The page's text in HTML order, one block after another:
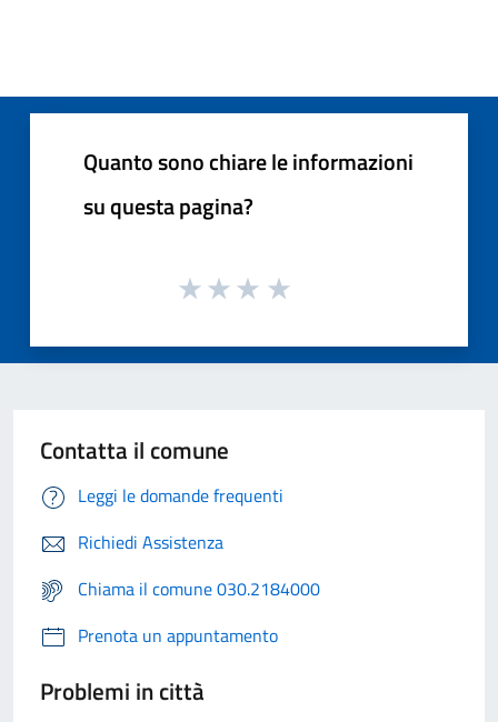
Quanto sono chiare le informazioni
su questa pagina?
Contatta il comune
Leggi le domande frequenti
Richiedi Assistenza
Chiama il comune 030.2184000
Prenota un appuntamento
Problemi in città